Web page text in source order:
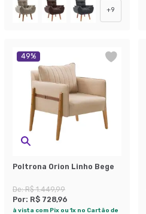
+9
49%
Poltrona Orion Linho Bege
De:R$ 1.449,99
Por: R$ 728,96
à vista com Pix ou 1x no Cartão de